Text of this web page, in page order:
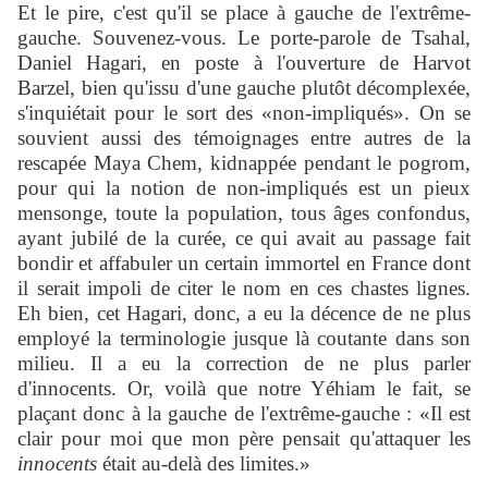
Et le pire, c'est qu'il se place à gauche de l'extrême-
gauche. Souvenez-vous. Le porte-parole de Tsahal,
Daniel Hagari, en poste à l'ouverture de Harvot
Barzel, bien qu'issu d'une gauche plutôt décomplexée,
s'inquiétait pour le sort des «non-impliqués». On se
souvient aussi des témoignages entre autres de la
rescapée Maya Chem, kidnappée pendant le pogrom,
pour qui la notion de non-impliqués est un pieux
mensonge, toute la population, tous âges confondus,
ayant jubilé de la curée, ce qui avait au passage fait
bondir et affabuler un certain immortel en France dont
il serait impoli de citer le nom en ces chastes lignes.
Eh bien, cet Hagari, donc, a eu la décence de ne plus
employé la terminologie jusque là coutante dans son
milieu. Il a eu la correction de ne plus parler
d'innocents. Or, voilà que notre Yéhiam le fait, se
plaçant donc à la gauche de l'extrême-gauche : «Il est
clair pour moi que mon père pensait qu'attaquer les
innocents était au-delà des limites.»